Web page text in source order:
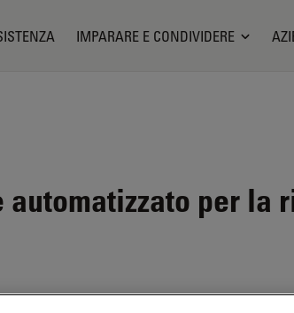
IMPARARE E CONDIVIDERE
per la